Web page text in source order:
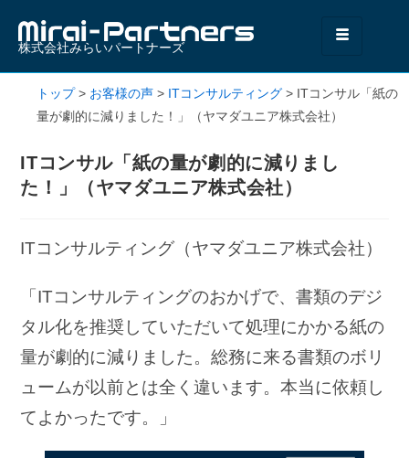
株式会社みらいパートナーズ
トップ> お客様の声 > ITコンサルティング > ITコンサル「紙の
量が劇的に減りました！」（ヤマダユニア株式会社）
ITコンサル「紙の量が劇的に減りまし
た！」（ヤマダユニア株式会社）
ITコンサルティング（ヤマダユニア株式会社）
「ITコンサルティングのおかげで、書類のデジ
タル化を推奨していただいて処理にかかる紙の
量が劇的に減りました。総務に来る書類のボリ
ュームが以前とは全く違います。本当に依頼し
てよかったです。」